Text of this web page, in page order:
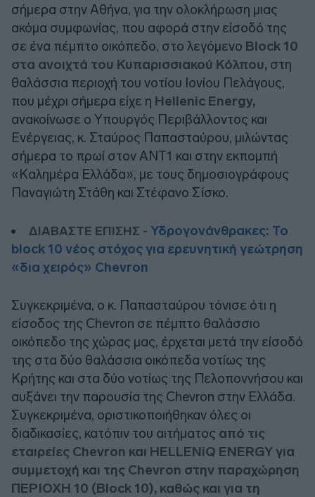
σήμερα στην Αθήνα, για την ολοκλήρωση μιας
ακόμα συμφωνίας, που αφορά στην είσοδό της
σε ένα πέμπτο οικόπεδο, στο λεγόμενο Block 10
στα ανοιχτά του Κυπαρισσιακού Κόλπου, στη
θαλάσσια περιοχή του νοτίου Ιονίου Πελάγους,
που μέχρι σήμερα είχε η Hellenic Energy,
ανακοίνωσε ο Υπουργός Περιβάλλοντος και
Ενέργειας, κ. Σταύρος Παπασταύρου, μιλώντας
σήμερα το πρωί στον ΑΝΤ1 και στην εκπομπή
«Καλημέρα Ελλάδα», με τους δημοσιογράφους
Παναγιώτη Στάθη και Στέφανο Σίσκο.
ΔΙΑΒΑΣΤΕ ΕΠΙΣΗΣ - Υδρογονάνθρακες: Το
block 10 νέος στόχος για ερευνητική γεώτρηση
«δια χειρός» Chevron
Συγκεκριμένα, ο κ. Παπασταύρου τόνισε ότι η
είσοδος της Chevron σε πέμπτο θαλάσσιο
οικόπεδο της χώρας μας, έρχεται μετά την είσοδό
της στα δύο θαλάσσια οικόπεδα νοτίως της
Κρήτης και στα δύο νοτίως της Πελοποννήσου και
αυξάνει την παρουσία της Chevron στην Ελλάδα.
Συγκεκριμένα, οριστικοποιήθηκαν όλες οι
διαδικασίες, κατόπιν του αιτήματος από τις
εταιρείες Chevron και HELLENiQ ENERGY για
συμμετοχή και της Chevron στην παραχώρηση
ΠΕΡΙΟΧΗ 10 (Block 10), καθώς και για τη